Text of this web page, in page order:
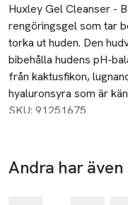
Beskrivning
Huxley Gel Cleanser -
rengöringsgel som tar
torka ut huden. Den
bibehålla hudens pH-
från kaktusfikon,
hyaluronsyra som är
egenskaper.
– För alla hudtyper
– Avlägsnar makeup och
SKU: 91251675
Andra har även